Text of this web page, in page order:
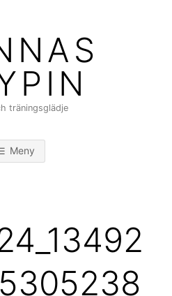
träningsglädje
Meny